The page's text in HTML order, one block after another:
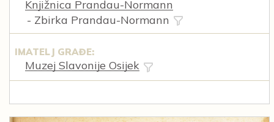
Knjižnica Prandau-Normann
- Zbirka Prandau-Normann
IMATELJ GRAĐE:
Muzej Slavonije Osijek